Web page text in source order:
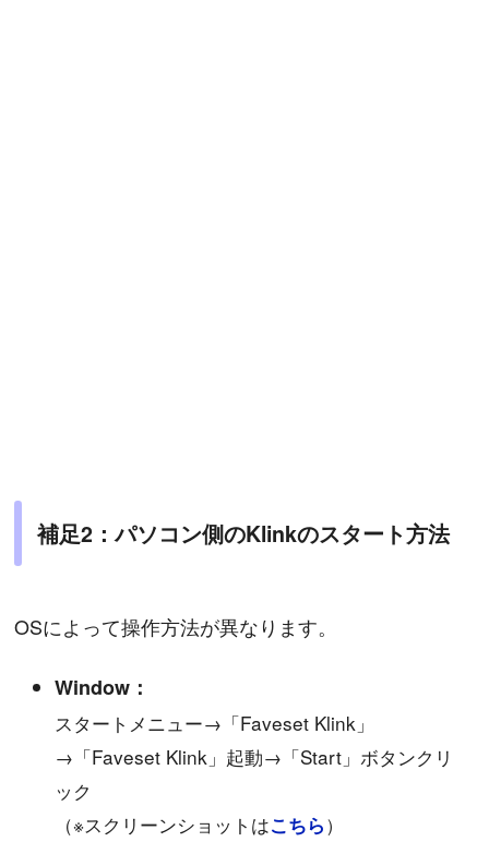
補足2：パソコン側のKlinkのスタート方法
OSによって操作方法が異なります。
Window：
スタートメニュー→「Faveset Klink」
→「Faveset Klink」起動→「Start」ボタンクリ
ック
（※スクリーンショットはこちら）